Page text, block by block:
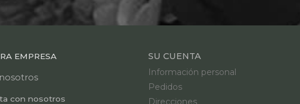
EMPRESA
con nosotros
SU CUENTA
Información personal
Pedidos
Direcciones